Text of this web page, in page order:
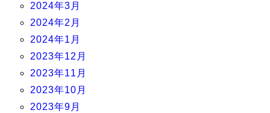
2024年3月
2024年2月
2024年1月
2023年12月
2023年11月
2023年10月
2023年9月